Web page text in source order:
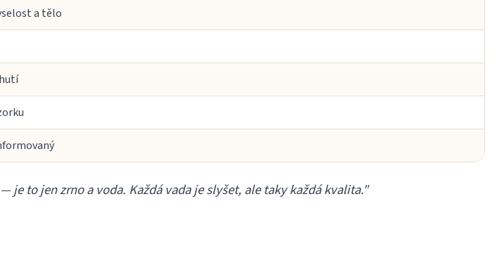
a tělo
to jen zrno a voda. Každá vada je slyšet, ale taky každá kvalita."